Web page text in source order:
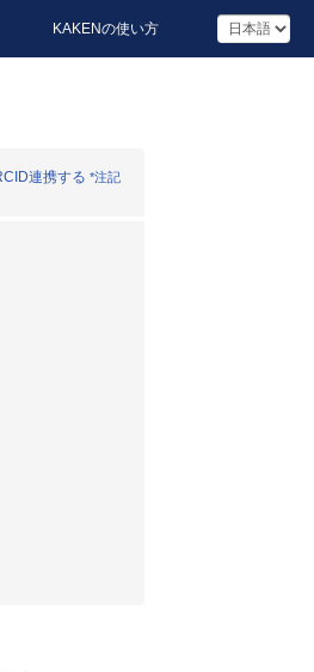
KAKENの使い方
連携する *注記